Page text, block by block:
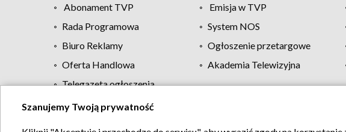
Abonament TVP Emisja w TVP
Rada Programowa
System NOS
Biuro Reklamy
Ogłoszenie przetargowe
Oferta Handlowa
Akademia Telewizyjna
Telegazeta ogłoszenia
Regulamin TVP Polityka
Szanujemy Twoją prywatność